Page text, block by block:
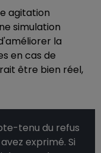
agitation
simulation
la
en cas de
être bien réel,
tenu du refus
exprimé. Si